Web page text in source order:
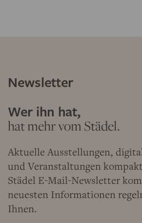
Newsletter
Wer ihn hat,
hat mehr vom Städel.
Aktuelle Ausstellungen,
und Veranstaltungen
Städel E-Mail-Newsletter
neuesten Informationen
Ihnen.